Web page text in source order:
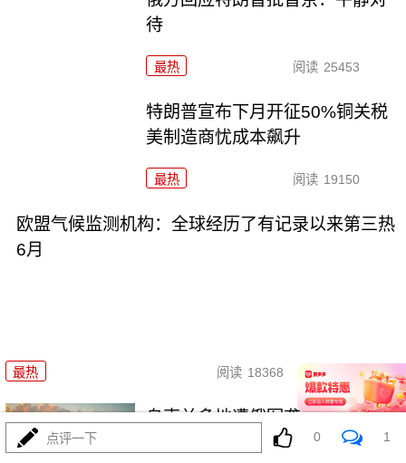
待
最热 阅读 25453
特朗普宣布下月开征50%铜关税
美制造商忧成本飙升
最热 阅读 19150
欧盟气候监测机构：全球经历了有记录以来第三热
6月
最热 阅读 18368 07-09
乌克兰多地遭俄军袭击 至少4人
点评一下 0 1